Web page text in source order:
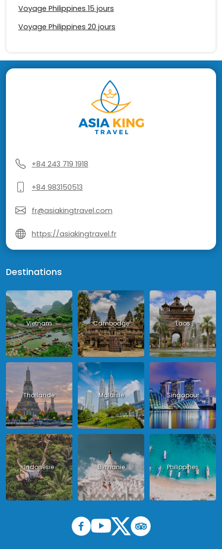
Voyage Philippines 15 jours
Voyage Philippines 20 jours
+84 243 719 1918
+84 983150513
fr@asiakingtravel.com
https://asiakingtravel.fr
Destinations
Vietnam Cambodge Laos
Thailande Malaisie Singapour
Indonésie Birmanie Philippines